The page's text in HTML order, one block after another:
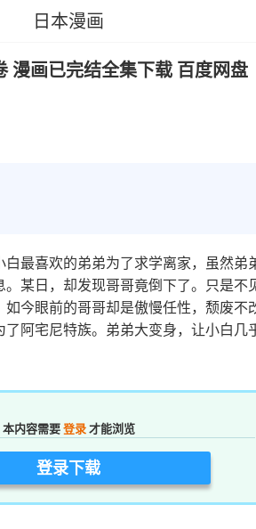
日本漫画
漫画已完结全集下载 百度网盘
最喜欢的弟弟为了求学离家，虽然弟
某日，却发现哥哥竟倒下了。只是不
今眼前的哥哥却是傲慢任性，颓废不
阿宅尼特族。弟弟大变身，让小白几
本内容需要 登录 才能浏览
登录下载